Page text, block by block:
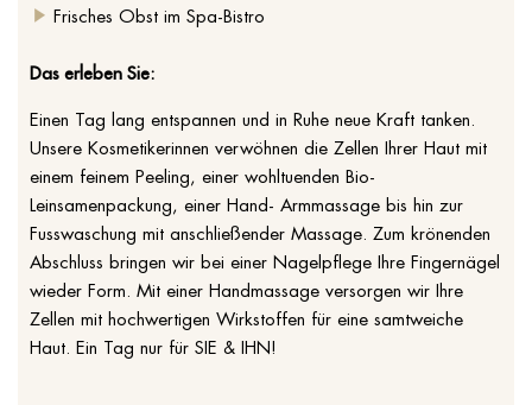
Frisches Obst im Spa-Bistro
Das erleben Sie:
Einen Tag lang entspannen und in Ruhe neue Kraft tanken.
Unsere Kosmetikerinnen verwöhnen die Zellen Ihrer Haut mit
einem feinem Peeling, einer wohltuenden Bio-
Leinsamenpackung, einer Hand- Armmassage bis hin zur
Fusswaschung mit anschließender Massage. Zum krönenden
Abschluss bringen wir bei einer Nagelpflege Ihre Fingernägel
wieder Form. Mit einer Handmassage versorgen wir Ihre
Zellen mit hochwertigen Wirkstoffen für eine samtweiche
Haut. Ein Tag nur für SIE & IHN!